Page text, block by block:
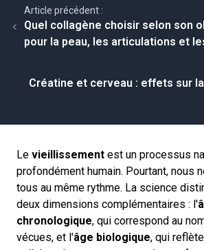
Article précédent :
Quel collagène choisir selon son
pour la peau, les articulations et
Créatine et cerveau : effets sur
Le vieillissement est un processus
profondément humain. Pourtant, nous
tous au même rythme. La science
deux dimensions complémentaires : l'
chronologique, qui correspond au
vécues, et l'âge biologique, qui